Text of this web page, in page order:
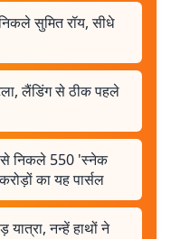
सुमित रॉय, सीधे
लैंडिंग से ठीक पहले
से निकले 550 'स्नेक
का यह पार्सल
यात्रा, नन्हें हाथों ने